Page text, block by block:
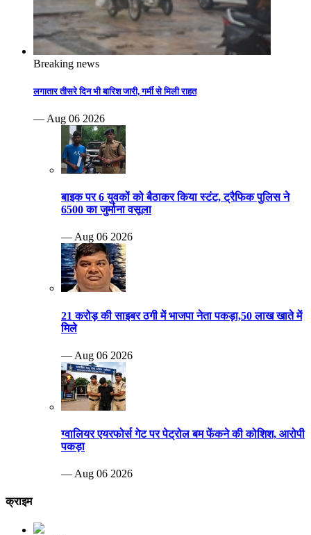
Breaking news
लगातार तीसरे दिन भी बारिश जारी, गर्मी से मिली राहत
— Aug 06 2026
बाइक पर 6 युवकों को बैठाकर किया स्टंट, ट्रैफिक पुलिस ने
6500 का जुर्माना वसूला
— Aug 06 2026
21 करोड़ की साइबर ठगी में भाजपा नेता पकड़ा,50 लाख खाते में
मिले
— Aug 06 2026
ग्वालियर एयरफोर्स गेट पर पेट्रोल बम फेंकने की कोशिश, आरोपी
पकड़ा
— Aug 06 2026
क्राइम